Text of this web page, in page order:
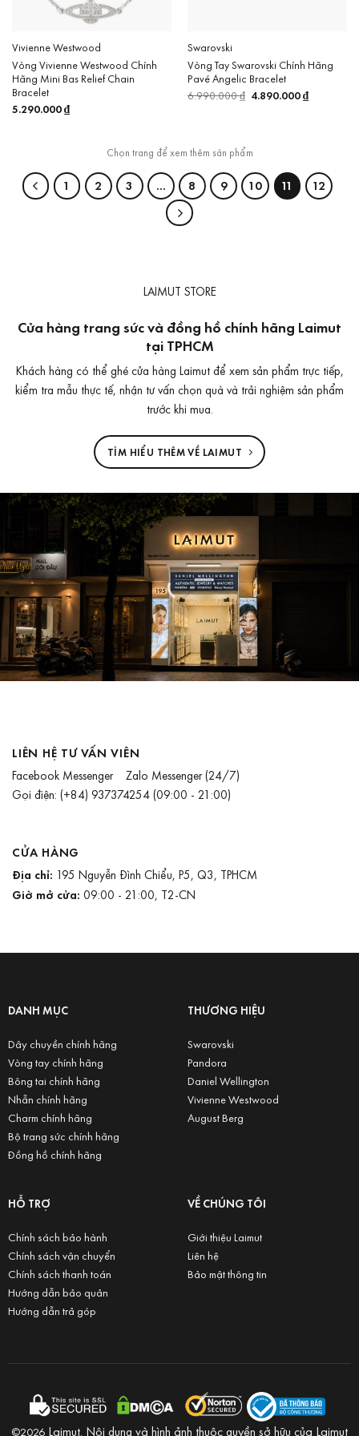
Vivienne Westwood
Vòng Vivienne Westwood Chính
Hãng Mini Bas Relief Chain
Bracelet
5.290.000₫
Swarovski
Vòng Tay Swarovski Chính Hãng
Pavé Angelic Bracelet
6.990.000₫ Giá
gốc
4.890.000₫Giá
hiện
1 2 3 … 8 9 10 11 12
LAIMUT STORE
Cửa hàng trang sức và đồng hồ chính hãng Laimut
tại TPHCM
Khách hàng có thể ghé cửa hàng Laimut để xem sản phẩm trực tiếp,
kiểm tra mẫu thực tế, nhận tư vấn chọn quà và trải nghiệm sản phẩm
trước khi mua.
TÌM HIỂU THÊM VỀ LAIMUT
LIÊN HỆ TƯ VẤN VIÊN
Facebook Messenger Zalo Messenger(24/7)
Gọi điện: (+84) 937374254(09:00 - 21:00)
CỬA HÀNG
Địa chỉ: 195 Nguyễn Đình Chiểu, P5, Q3, TPHCM
Giờ mở cửa: 09:00 - 21:00, T2-CN
DANH MỤC
Dây chuyền chính hãng
Vòng tay chính hãng
Bông tai chính hãng
Nhẫn chính hãng
Charm chính hãng
Bộ trang sức chính hãng
Đồng hồ chính hãng
THƯƠNG HIỆU
Swarovski
Pandora
Daniel Wellington
Vivienne Westwood
August Berg
HỖ TRỢ
Chính sách bảo hành
Chính sách vận chuyển
Chính sách thanh toán
Hướng dẫn bảo quản
Hướng dẫn trả góp
VỀ CHÚNG TÔI
Giới thiệu Laimut
Liên hệ
Bảo mật thông tin
©2026 Laimut. Nội dung và hình ảnh thuộc quyền sở hữu của Laimut